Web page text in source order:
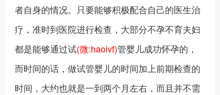
者自身的情况。只要能够积极配合自己的医生治
疗，准时到医院进行检查，大部分不孕不育夫妇
都是能够通过试(微:haoivf)管婴儿成功怀孕的，
而时间的话，做试管婴儿的时间加上前期检查的
时间，大约也就是一到两个月左右，而且并不需